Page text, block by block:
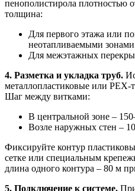
пенополистирола плотностью
толщина:
Для первого этажа или
неотапливаемыми
Для межэтажных
4. Разметка и укладка труб.
металлопластиковые или
Шаг между витками:
В центральной зоне –
Возле наружных стен –
Фиксируйте контур
сетке или специальным
длина одного контура – 80 м
5. Подключение к системе.